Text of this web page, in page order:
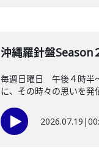
沖縄羅針盤
毎週日曜日 午後４時半
に、その時々の思いを発
2026.07.19 |